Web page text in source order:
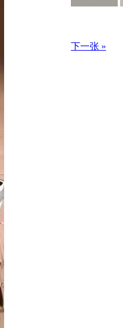
下一张 »